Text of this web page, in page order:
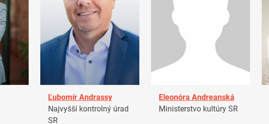
Ľubomír Andrassy
Najvyšší kontrolný úrad
SR
Eleonóra Andreanská
Ministerstvo kultúry SR